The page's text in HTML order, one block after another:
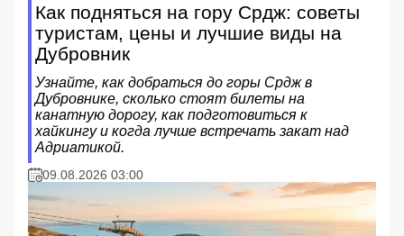
Как подняться на гору Срдж: советы
туристам, цены и лучшие виды на
Дубровник
Узнайте, как добраться до горы Срдж в
Дубровнике, сколько стоят билеты на
канатную дорогу, как подготовиться к
хайкингу и когда лучше встречать закат над
Адриатикой.
09.08.2026 03:00